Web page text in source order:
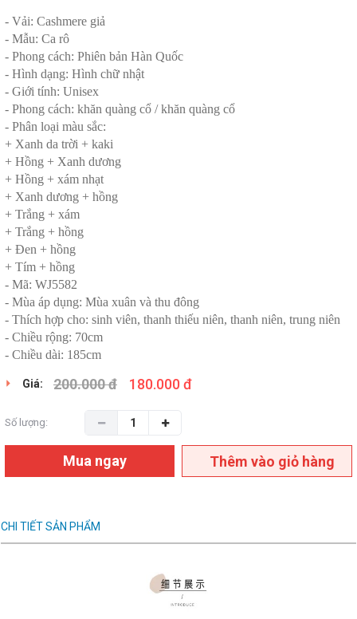
- Vải: Cashmere giả
- Mẫu: Ca rô
- Phong cách: Phiên bản Hàn Quốc
- Hình dạng: Hình chữ nhật
- Giới tính: Unisex
- Phong cách: khăn quàng cổ / khăn quàng cổ
- Phân loại màu sắc:
+ Xanh da trời + kaki
+ Hồng + Xanh dương
+ Hồng + xám nhạt
+ Xanh dương + hồng
+ Trắng + xám
+ Trắng + hồng
+ Đen + hồng
+ Tím + hồng
- Mã: WJ5582
- Mùa áp dụng: Mùa xuân và thu đông
- Thích hợp cho: sinh viên, thanh thiếu niên, thanh niên, trung niên
- Chiều rộng: 70cm
- Chiều dài: 185cm
Giá: 200.000 đ 180.000 đ
Số lượng:
Mua ngay Thêm vào giỏ hàng
CHI TIẾT SẢN PHẨM